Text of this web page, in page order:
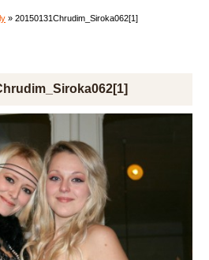
» 20150131Chrudim_Siroka062[1]